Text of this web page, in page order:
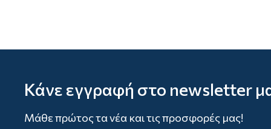
Κάνε εγγραφή στο newsletter
Μάθε πρώτος τα νέα και τις προσφορές μας!